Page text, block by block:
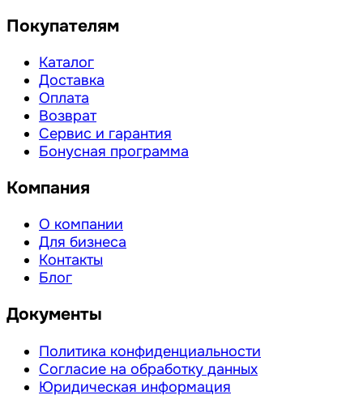
Покупателям
Каталог
Доставка
Оплата
Возврат
Сервис и гарантия
Бонусная программа
Компания
О компании
Для бизнеса
Контакты
Блог
Документы
Политика конфиденциальности
Согласие на обработку данных
Юридическая информация